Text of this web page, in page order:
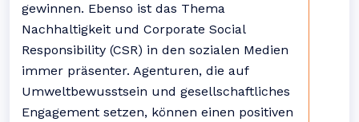
gewinnen. Ebenso ist das Thema
Nachhaltigkeit und Corporate Social
Responsibility (CSR) in den sozialen Medien
immer präsenter. Agenturen, die auf
Umweltbewusstsein und gesellschaftliches
Engagement setzen, können einen positiven